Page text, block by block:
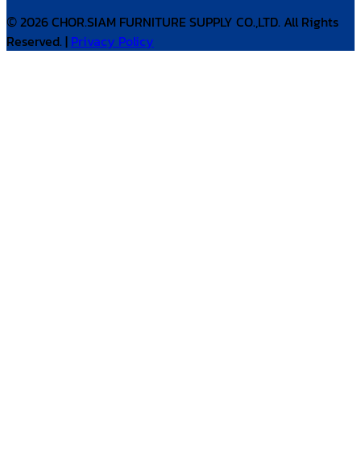
© 2026 CHOR.SIAM FURNITURE SUPPLY CO.,LTD. All Rights
Reserved. | Privacy Policy